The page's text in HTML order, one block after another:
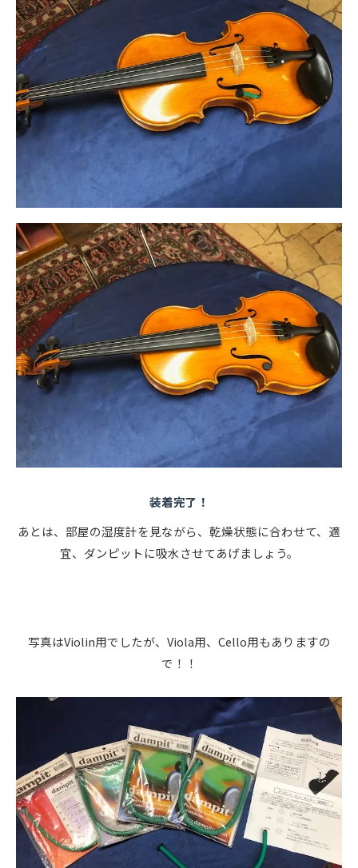
装着完了！
あとは、部屋の湿度計を見ながら、乾燥状態に合わせて、適
宜、ダンピットに吸水させてあげましょう。
写真はViolin用でしたが、Viola用、Cello用もありますの
で！！